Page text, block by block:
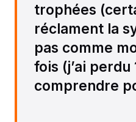
trophées
réclament la
pas comme
fois (j’ai perdu
comprendre